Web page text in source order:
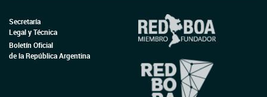
Secretaría
Legal y Técnica
Boletín Oficial
de la República Argentina